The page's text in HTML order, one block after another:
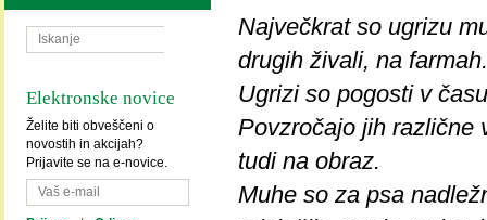
Elektronske novice
Želite biti obveščeni o
novostih in akcijah?
Prijavite se na e-novice.
Največkrat so ugrizu
drugih živali, na farmah.
Ugrizi so pogosti v
Povzročajo jih različne
tudi na obraz.
Muhe so za psa